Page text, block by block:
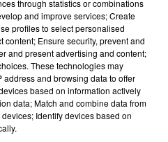
23 sec
LE NOUVEAU
2 "LES TROIS
Les Trois Brestoises, un
une atmosphère
Portée par des
et une intrigue
through statistics or combinations
and improve services; Create
profiles to select personalised
content; Ensure security, prevent and
and present advertising and content;
These technologies may
and browsing data to offer
based on information actively
data; Match and combine data from
Identify devices based on